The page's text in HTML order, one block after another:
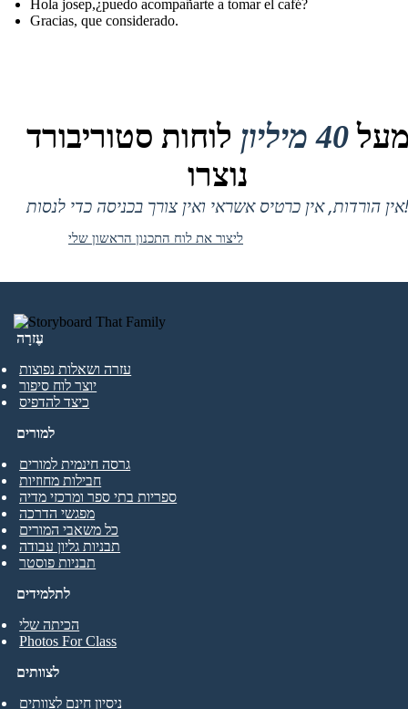
Hola josep,¿puedo acompañarte a tomar el café?
Gracias, que considerado.
40 מיליון
לוחות סטוריבורד
נוצרו
אין הורדות, אין כרטיס אשראי ואין צורך בכניסה כדי לנסות!
ליצור את לוח התכנון הראשון שלי
עֶזרָה
עזרה ושאלות נפוצות
יוצר לוח סיפור
כיצד להדפיס
לתלמידים
הכיתה שלי
Photos For Class
למורים
גרסה חינמית למורים
חבילות מחוזיות
ספריות בתי ספר ומרכזי מדיה
מפגשי הדרכה
כל משאבי המורים
תבניות גליון עבודה
תבניות פוסטר
לצוותים
ניסיון חינם לצוותים